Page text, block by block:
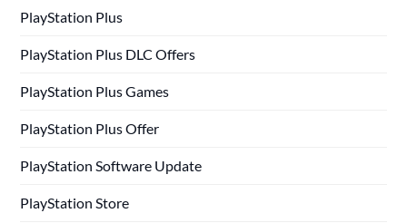
PlayStation Plus
PlayStation Plus DLC Offers
PlayStation Plus Games
PlayStation Plus Offer
PlayStation Software Update
PlayStation Store